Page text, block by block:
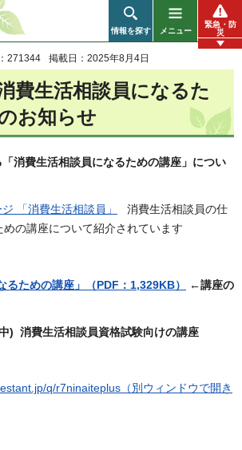
情報を探す メニュー
緊急・防
災
271344 掲載日：2025年8月4日
費生活相談員になるた
お知らせ
消費生活相談員になるための講座」につい
「消費生活相談員」
消費生活相談員の仕
の講座について紹介されています
るための講座」（PDF：1,329KB）
←講座の
) 消費生活相談員資格試験向けの講座
q/r7ninaiteplus（別ウィンドウで開き